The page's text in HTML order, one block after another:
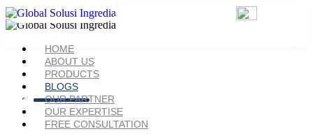
HOME
ABOUT US
PRODUCTS
BLOGS
OUR PARTNER
OUR EXPERTISE
FREE CONSULTATION
Cara Membuat Minyak Kelapa
Murni